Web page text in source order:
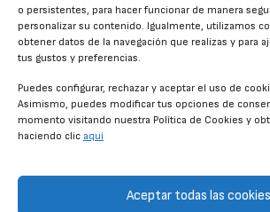
o persistentes, para hacer funcionar de manera
personalizar su contenido. Igualmente, utilizamos
obtener datos de la navegación que realizas y para
tus gustos y preferencias.
Puedes configurar, rechazar y aceptar el uso de
Asimismo, puedes modificar tus opciones de
momento visitando nuestra Política de Cookies y
haciendo clic aquí
Aceptar todas las cookies
STREAMING NEWS
ANUNCIOS DE CINE
POLÍTICA DE COOKIES